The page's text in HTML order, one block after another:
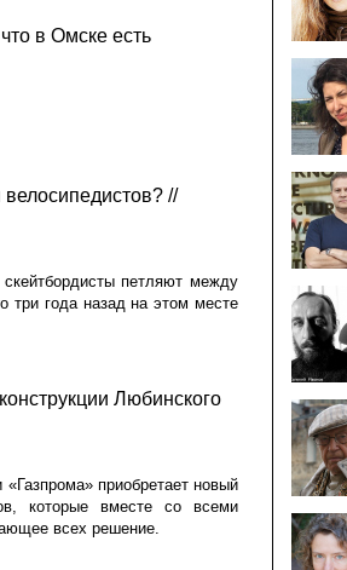
в Омске есть
//
петляют между
три года назад на этом месте
Любинского
приобретает новый
которые вместе со всеми
всех решение.